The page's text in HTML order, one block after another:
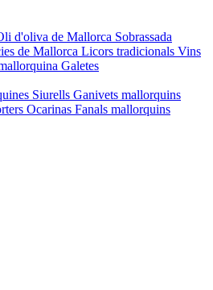
d'oliva de Mallorca Sobrassada
de Mallorca Licors tradicionals Vins
Galetes
Siurells Ganivets mallorquins
Ocarinas Fanals mallorquins